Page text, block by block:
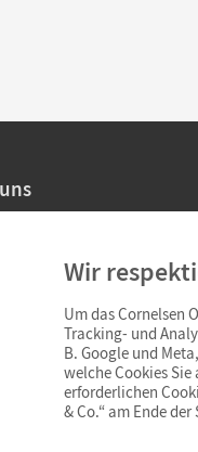
für Lehrkräfte
mit SSL-
von 4 Wochen
Wir
Um das Cornelsen
Tracking- und
B. Google und
welche Cookies
erforderlichen
& Co.“ am Ende